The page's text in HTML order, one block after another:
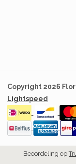
Copyright 2026
Lightspeed
Beoordeling op